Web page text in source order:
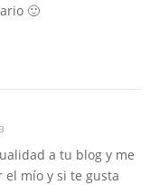
🙂
a tu blog y me
mío y si te gusta